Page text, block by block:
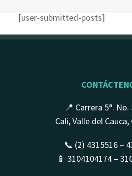
[user-submitted-posts]
📍 Carrera 5ª. No.
Cali, Valle del
📞 (2) 4315516 –
📱 3104104174 –